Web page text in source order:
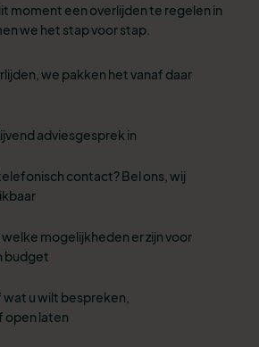
moment een overlijden te regelen in
we het stap voor stap.
we pakken het vanaf daar
adviesgesprek in
contact? Bel ons, wij
mogelijkheden er zijn voor
budget
wat u wilt bespreken,
open laten